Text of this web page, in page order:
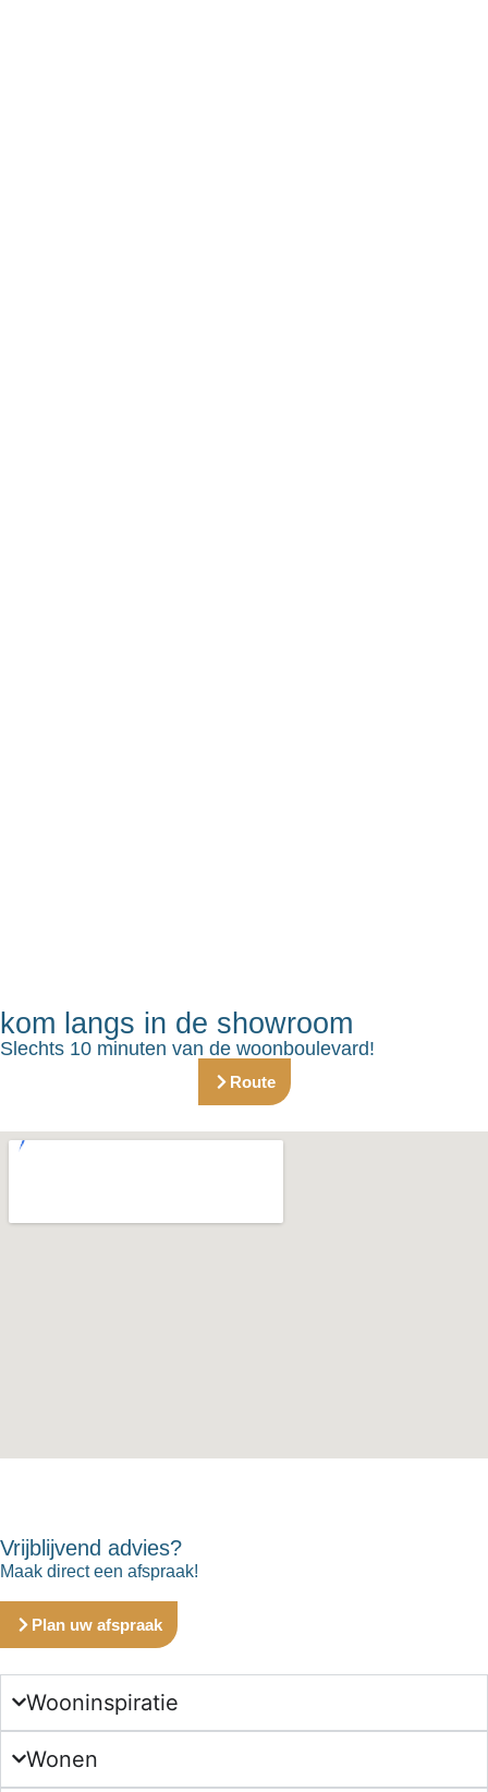
kom langs in de showroom
Slechts 10 minuten van de woonboulevard!
Route
Vrijblijvend advies?
Maak direct een afspraak!
Plan uw afspraak
Wooninspiratie
Wonen